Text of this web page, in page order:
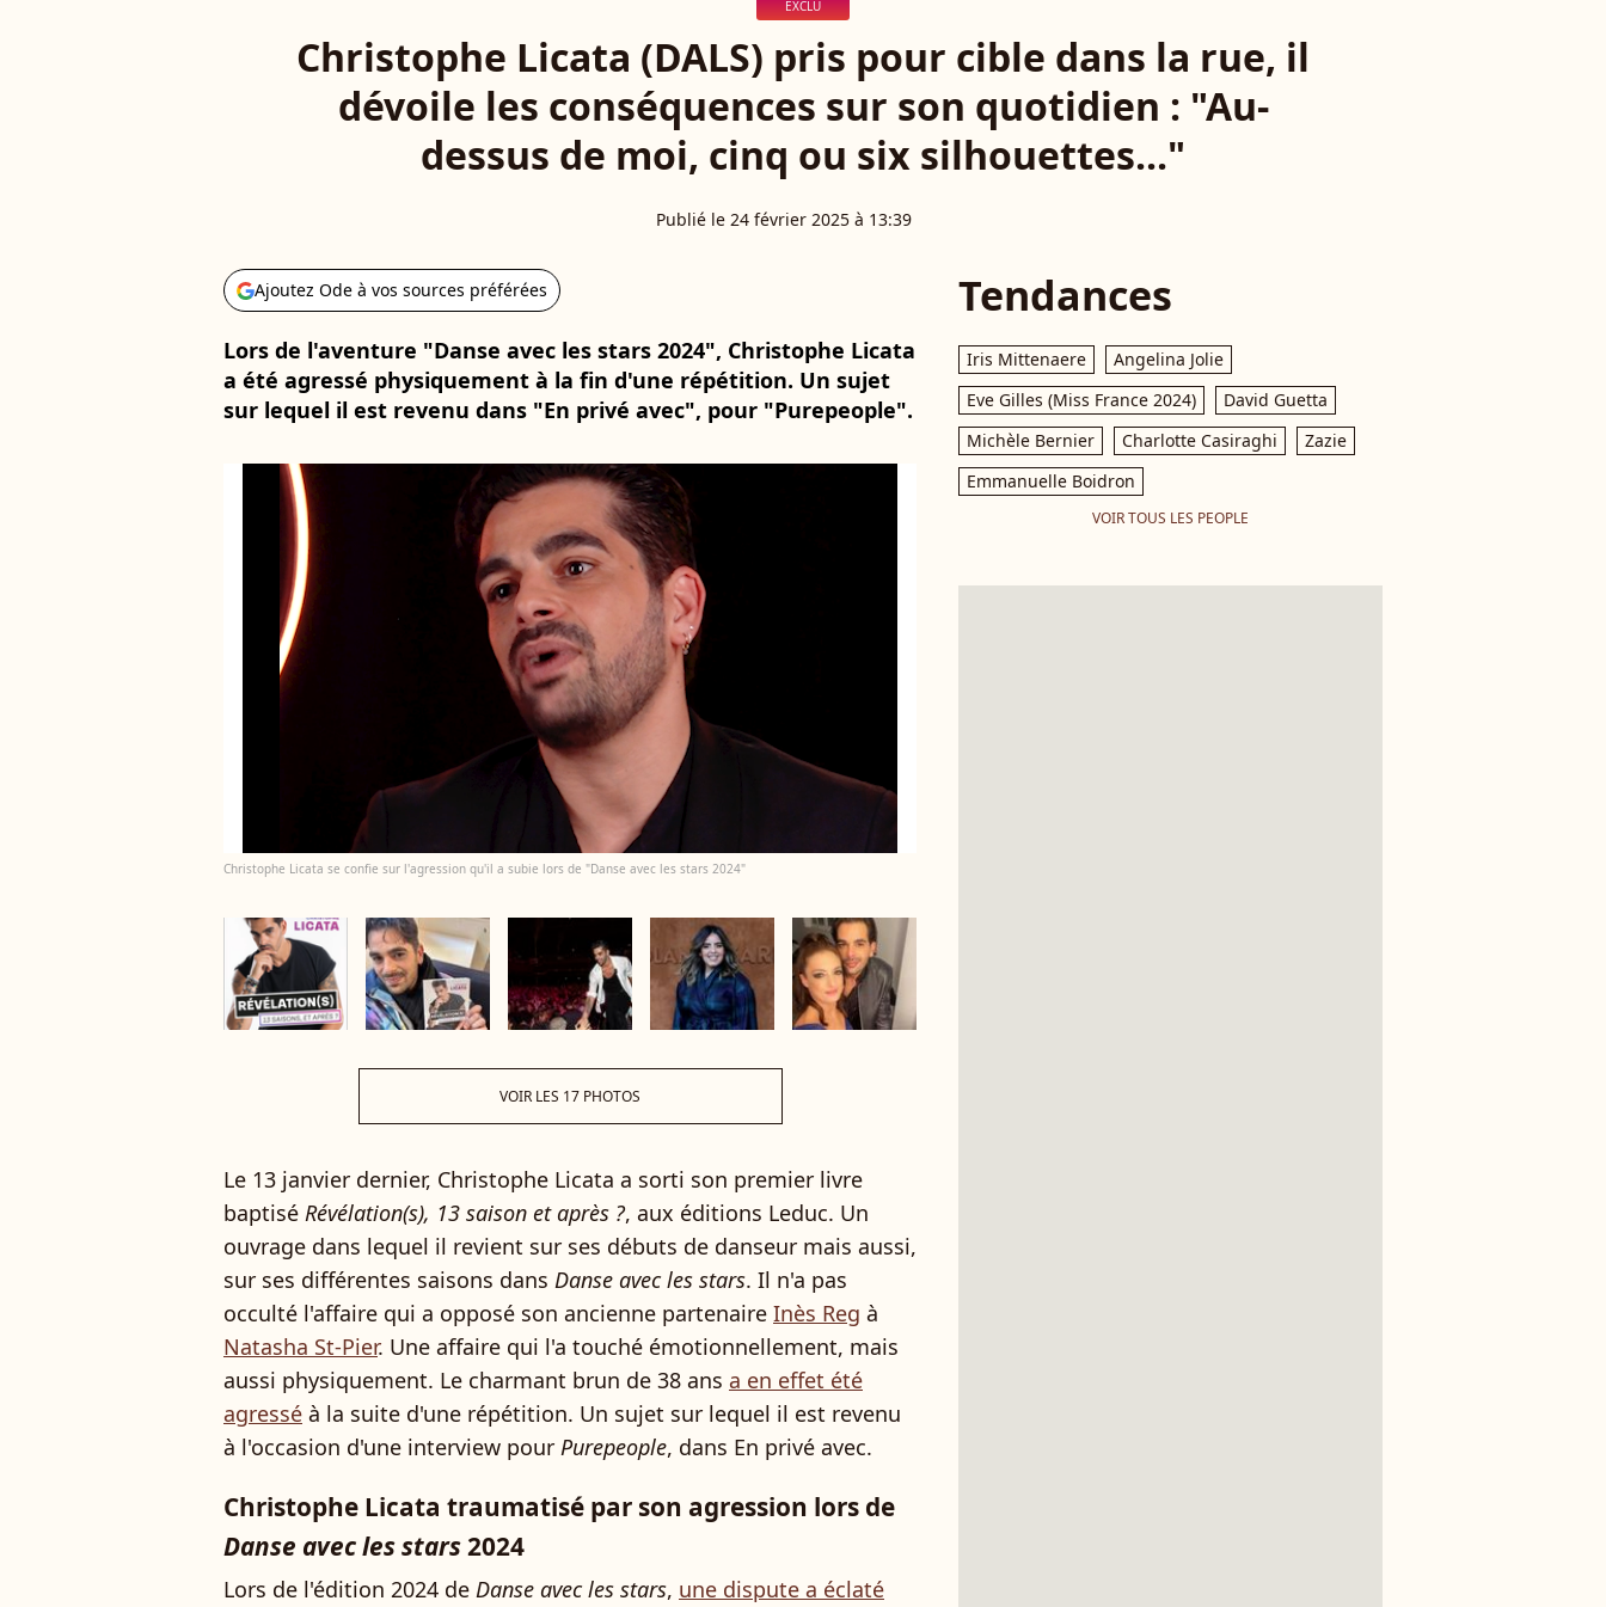
EXCLU
Christophe Licata (DALS) pris pour cible dans la rue, il
dévoile les conséquences sur son quotidien : "Au-
dessus de moi, cinq ou six silhouettes..."
Publié le 24 février 2025 à 13:39
Ajoutez Ode à vos sources préférées
Lors de l'aventure "Danse avec les stars 2024", Christophe Licata
a été agressé physiquement à la fin d'une répétition. Un sujet
sur lequel il est revenu dans "En privé avec", pour "Purepeople".
Christophe Licata se confie sur l'agression qu'il a subie lors de "Danse avec les stars 2024"
VOIR LES 17 PHOTOS
Le 13 janvier dernier, Christophe Licata a sorti son premier livre
baptisé Révélation(s), 13 saison et après ?, aux éditions Leduc. Un
ouvrage dans lequel il revient sur ses débuts de danseur mais aussi,
sur ses différentes saisons dans Danse avec les stars. Il n'a pas
occulté l'affaire qui a opposé son ancienne partenaire Inès Reg à
Natasha St-Pier. Une affaire qui l'a touché émotionnellement, mais
aussi physiquement. Le charmant brun de 38 ans a en effet été
agressé à la suite d'une répétition. Un sujet sur lequel il est revenu
à l'occasion d'une interview pour Purepeople, dans En privé avec.
Christophe Licata traumatisé par son agression lors de
Danse avec les stars2024
Lors de l'édition 2024 de Danse avec les stars, une dispute a éclaté
Tendances
Iris Mittenaere
Angelina Jolie
Eve Gilles (Miss France 2024)
David Guetta
Michèle Bernier
Charlotte Casiraghi
Zazie
Emmanuelle Boidron
VOIR TOUS LES PEOPLE